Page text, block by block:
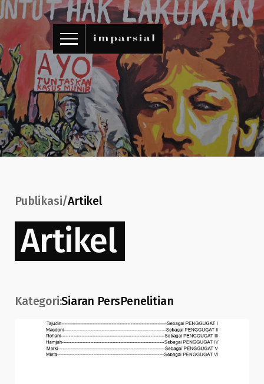
ID/EN
Publikasi/Artikel
Artikel
Kategori:Siaran PersPenelitian